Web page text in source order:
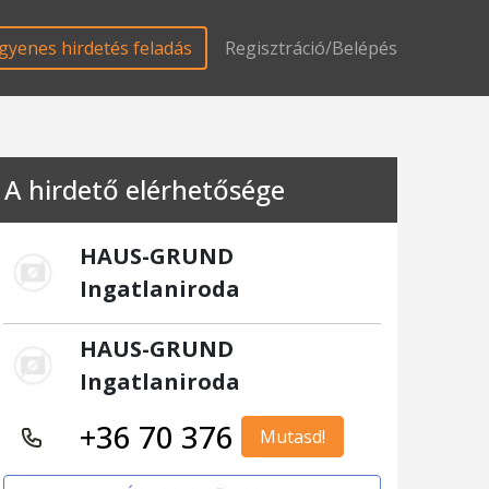
hirdetés feladás Regisztráció/Belépés
A hirdető elérhetősége
HAUS-GRUND
Ingatlaniroda
HAUS-GRUND
Ingatlaniroda
+36 70 376 Mutasd!